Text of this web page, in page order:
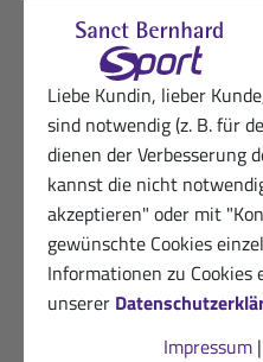
Liebe Kundin, lieber
sind notwendig (z. B. für
dienen der Verbesserung
kannst die nicht
akzeptieren" oder mit
gewünschte Cookies
Informationen zu Cookies
unserer
Impressum|